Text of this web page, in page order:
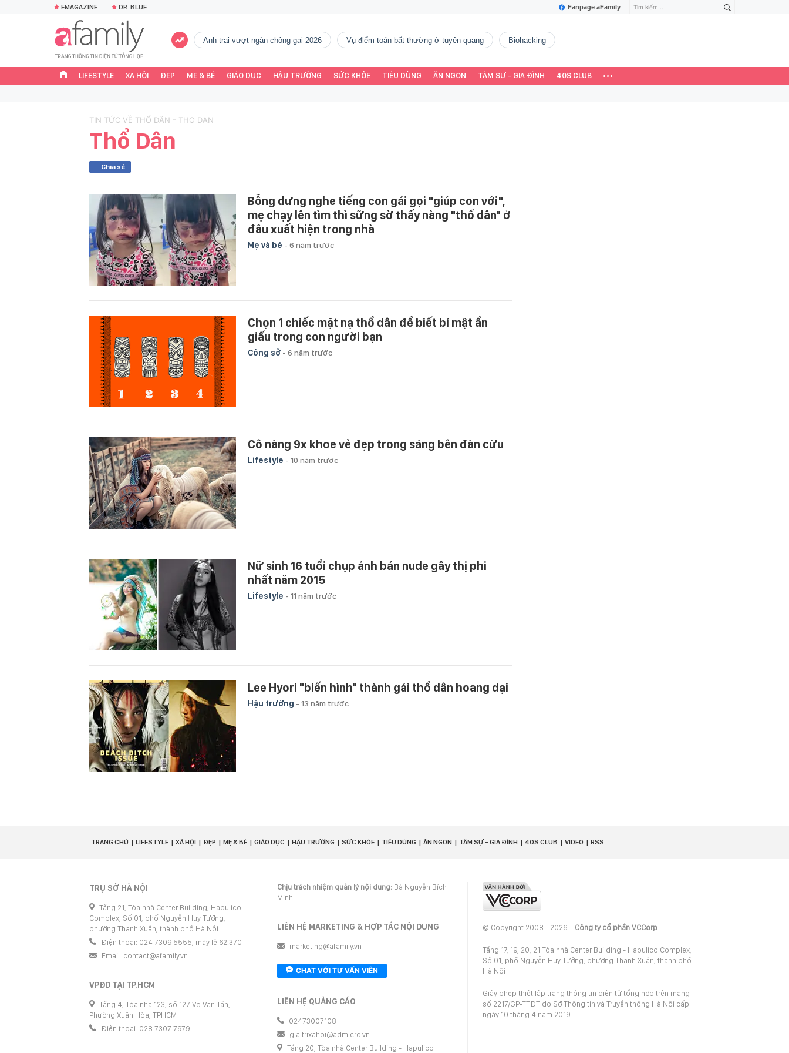
Fanpage aFamily
EMAGAZINE DR. BLUE
Anh trai vượt ngàn chông gai 2026 vụ điểm toán bất thường ở tuyên quang Biohacking
LIFESTYLE XÃ HỘI ĐẸP MẸ & BÉ GIÁO DỤC HẬU TRƯỜNG SỨC KHỎE TIÊU DÙNG ĂN NGON TÂM SỰ - GIA ĐÌNH 40S CLUB
TIN TỨC VỀ THỔ DÂN - THO DAN
Thổ Dân
Chia sẻ
Bỗng dưng nghe tiếng con gái gọi "giúp con với",
mẹ chạy lên tìm thì sững sờ thấy nàng "thổ dân" ở
đâu xuất hiện trong nhà
Mẹ và bé - 6 năm trước
Chọn 1 chiếc mặt nạ thổ dân để biết bí mật ẩn
giấu trong con người bạn
Công sở - 6 năm trước
Cô nàng 9x khoe vẻ đẹp trong sáng bên đàn cừu
Lifestyle - 10 năm trước
Nữ sinh 16 tuổi chụp ảnh bán nude gây thị phi
nhất năm 2015
Lifestyle - 11 năm trước
Lee Hyori "biến hình" thành gái thổ dân hoang dại
Hậu trường - 13 năm trước
TRANG CHỦ LIFESTYLE XÃ HỘI ĐẸP MẸ & BÉ GIÁO DỤC HẬU TRƯỜNG SỨC KHỎE TIÊU DÙNG ĂN NGON TÂM SỰ - GIA ĐÌNH 40S CLUB VIDEO RSS
TRỤ SỞ HÀ NỘI
Tầng 21, Tòa nhà Center Building, Hapulico
Complex, Số 01, phố Nguyễn Huy Tưởng,
phường Thanh Xuân, thành phố Hà Nội
Điện thoại: 024 7309 5555, máy lẻ 62.370
Email: contact@afamily.vn
VPĐD TẠI TP.HCM
Tầng 4, Tòa nhà 123, số 127 Võ Văn Tần,
Phường Xuân Hòa, TPHCM
Điện thoại: 028 7307 7979
Chịu trách nhiệm quản lý nội dung: Bà Nguyễn Bích
Minh.
LIÊN HỆ MARKETING & HỢP TÁC NỘI DUNG
marketing@afamily.vn
CHAT VỚI TƯ VẤN VIÊN
LIÊN HỆ QUẢNG CÁO
02473007108
giaitrixahoi@admicro.vn
Tầng 20, Tòa nhà Center Building - Hapulico
© Copyright 2008 - 2026 – Công ty cổ phần VCCorp
Tầng 17, 19, 20, 21 Tòa nhà Center Building - Hapulico Complex,
Số 01, phố Nguyễn Huy Tưởng, phường Thanh Xuân, thành phố
Hà Nội
Giấy phép thiết lập trang thông tin điện tử tổng hợp trên mạng
số 2217/GP-TTĐT do Sở Thông tin và Truyền thông Hà Nội cấp
ngày 10 tháng 4 năm 2019